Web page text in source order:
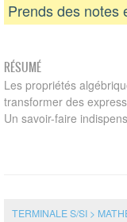
Prends des notes
RÉSUMÉ
Les propriétés
transformer des
Un savoir-faire
TERMINALE S/SI >